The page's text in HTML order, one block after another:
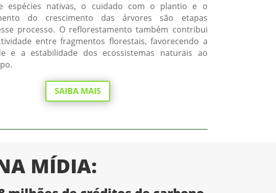
espécies nativas, o cuidado com o plantio e o
do crescimento das árvores são etapas
processo. O reflorestamento também contribui
entre fragmentos florestais, favorecendo a
e a estabilidade dos ecossistemas naturais ao
SAIBA MAIS
MÍDIA: